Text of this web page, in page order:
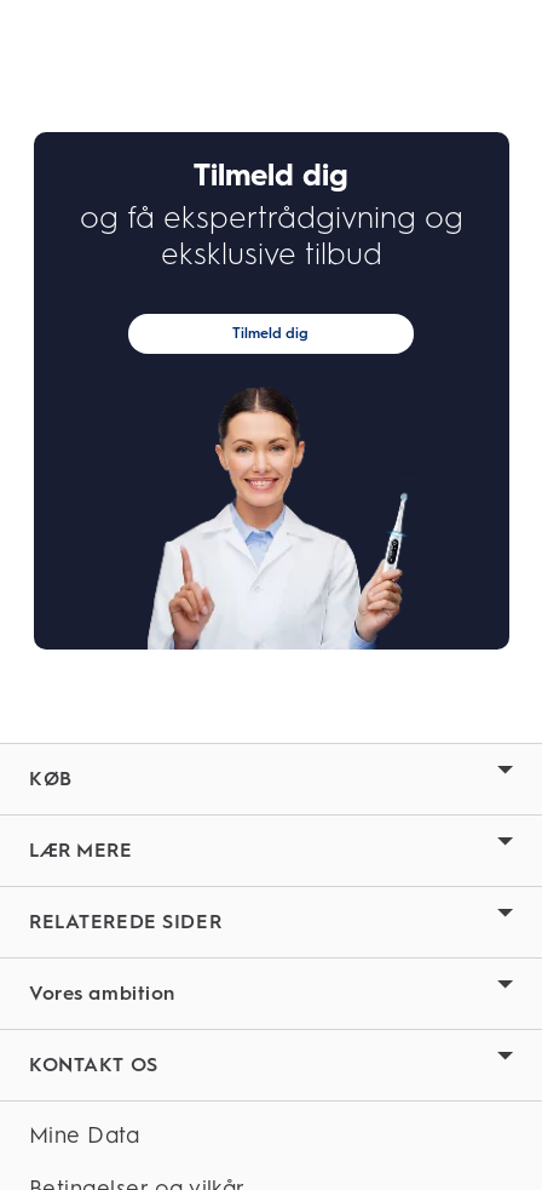
Tilmeld dig
og få ekspertrådgivning og
eksklusive tilbud
Tilmeld dig
KØB
LÆR MERE
RELATEREDE SIDER
Vores ambition
KONTAKT OS
Mine Data